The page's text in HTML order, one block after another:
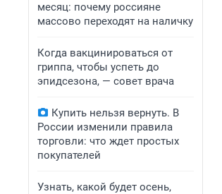
месяц: почему россияне
массово переходят на наличку
Когда вакцинироваться от
гриппа, чтобы успеть до
эпидсезона, — совет врача
Купить нельзя вернуть. В
России изменили правила
торговли: что ждет простых
покупателей
Узнать, какой будет осень,